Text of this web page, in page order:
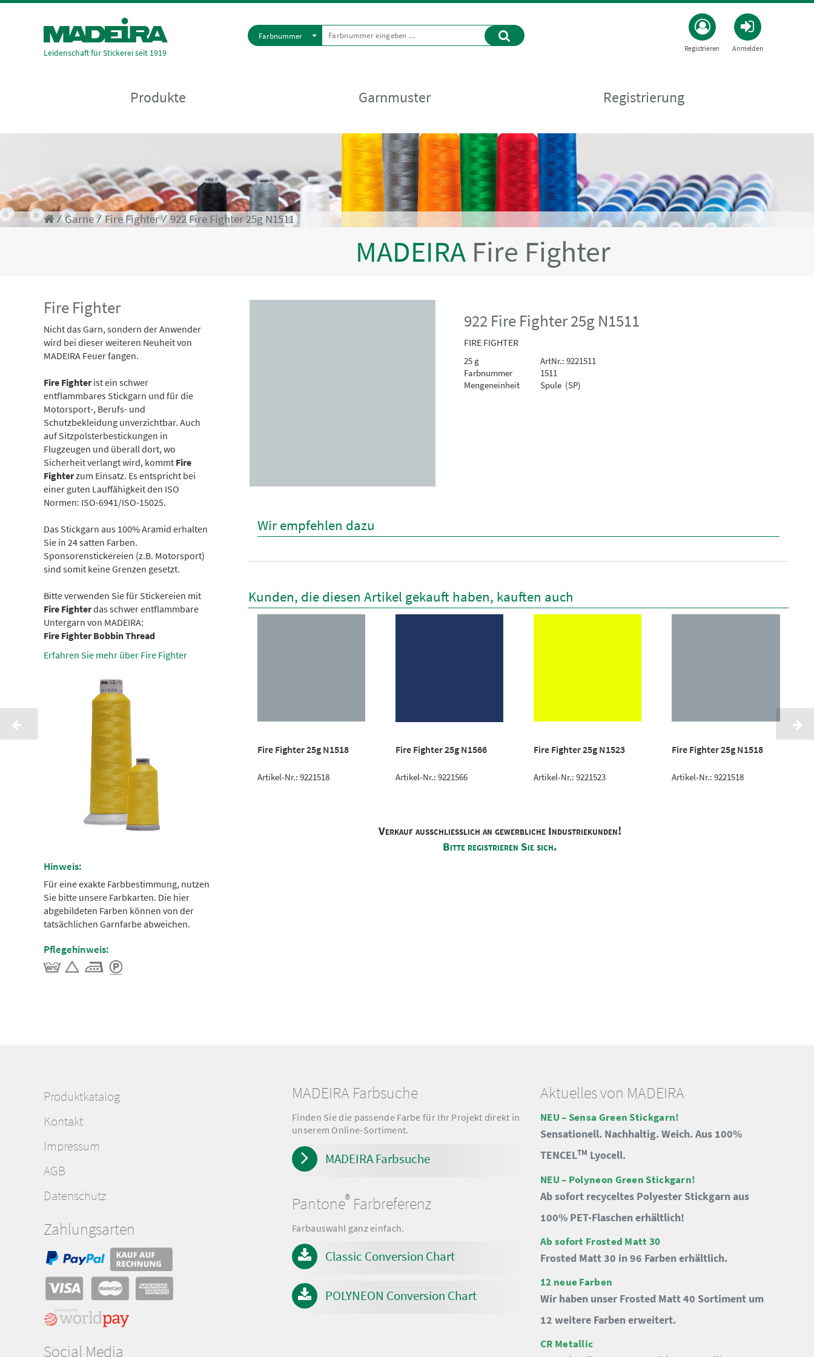
Leidenschaft für Stickerei seit 1919
Farbnummer
Anmelden
Registrieren
Produkte Garnmuster Registrierung
⁄Garne⁄Fire Fighter⁄922 Fire Fighter 25g N1511
MADEIRA Fire Fighter
Fire Fighter
Nicht das Garn, sondern der Anwender
wird bei dieser weiteren Neuheit von
MADEIRA Feuer fangen.
Fire Fighterist ein schwer
entflammbares Stickgarn und für die
Motorsport-, Berufs- und
Schutzbekleidung unverzichtbar. Auch
auf Sitzpolsterbestickungen in
Flugzeugen und überall dort, wo
Sicherheit verlangt wird, kommt Fire
Fighterzum Einsatz. Es entspricht bei
einer guten Lauffähigkeit den ISO
Normen: ISO-6941/ISO-15025.
Das Stickgarn aus 100% Aramid erhalten
Sie in 24 satten Farben.
Sponsorenstickereien (z.B. Motorsport)
sind somit keine Grenzen gesetzt.
Bitte verwenden Sie für Stickereien mit
Fire Fighterdas schwer entflammbare
Untergarn von MADEIRA:
Fire Fighter Bobbin Thread
Erfahren Sie mehr über Fire Fighter
Hinweis:
Für eine exakte Farbbestimmung, nutzen
Sie bitte unsere Farbkarten. Die hier
abgebildeten Farben können von der
tatsächlichen Garnfarbe abweichen.
Pflegehinweis:
922 Fire Fighter 25g N1511
FIRE FIGHTER
25 g
ArtNr.: 9221511
Farbnummer
1511
Mengeneinheit
Spule (SP)
Wir empfehlen dazu
Kunden, die diesen Artikel gekauft haben, kauften auch
Fire Fighter 25g N1523
Artikel-Nr.: 9221523
Fire Fighter 25g N1518
Artikel-Nr.: 9221518
Fire Fighter 25g N1566
Artikel-Nr.: 9221566
Fire Fighter 25g N1523
Artikel-Nr.: 9221523
Fire Fighter 25g N1518
Artikel-Nr.: 9221518
Verkauf ausschliesslich an gewerbliche Industriekunden!
Bitte registrieren Sie sich.
Produktkatalog
Kontakt
Impressum
AGB
Datenschutz
Zahlungsarten
Social Media
MADEIRA Farbsuche
Finden Sie die passende Farbe für Ihr Projekt direkt in
unserem Online-Sortiment.
MADEIRA Farbsuche
Pantone® Farbreferenz
Farbauswahl ganz einfach.
Classic Conversion Chart
POLYNEON Conversion Chart
Aktuelles von MADEIRA
NEU – Sensa Green Stickgarn!
Sensationell. Nachhaltig. Weich. Aus 100%
TENCELTM Lyocell.
NEU – Polyneon Green Stickgarn!
Ab sofort recyceltes Polyester Stickgarn aus
100% PET-Flaschen erhältlich!
Ab sofort Frosted Matt 30
Frosted Matt 30 in 96 Farben erhältlich.
12 neue Farben
Wir haben unser Frosted Matt 40 Sortiment um
12 weitere Farben erweitert.
CR Metallic